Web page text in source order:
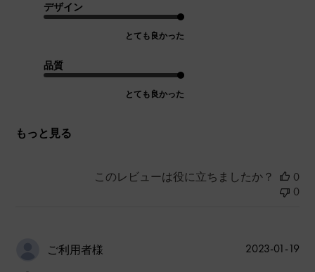
デザイン
とても良かった
品質
とても良かった
もっと見る
このレビューは役に立ちましたか？
0
0
ご利用者様
公
2023-01-19